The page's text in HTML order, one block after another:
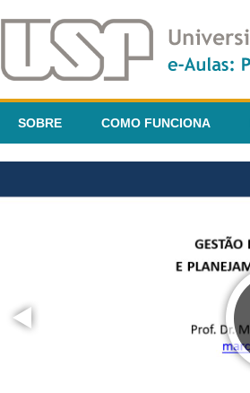
SOBRE COMO FUNCIONA